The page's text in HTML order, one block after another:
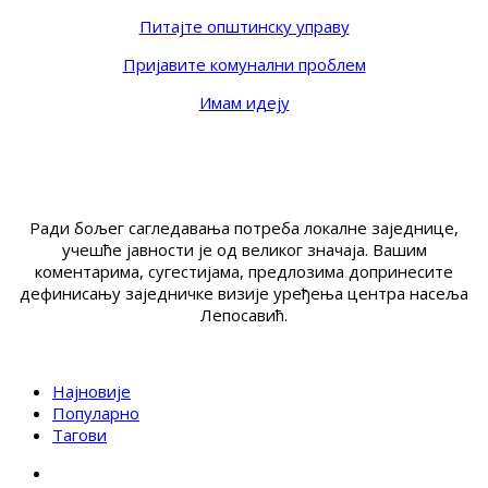
Питајте општинску управу
Пријавите комунални проблем
Имам идеју
Ради бољег сагледавања потреба локалне заједнице,
учешће јавности је од великог значаја. Вашим
коментарима, сугестијама, предлозима допринесите
дефинисању заједничке визије уређења центра насеља
Лепосавић.
Најновије
Популарно
Тагови